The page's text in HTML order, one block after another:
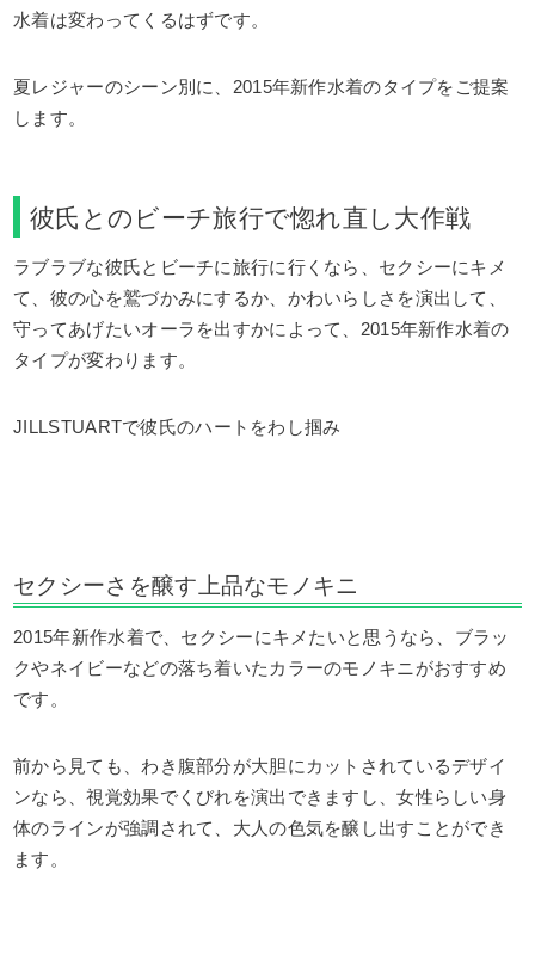
水着は変わってくるはずです。
夏レジャーのシーン別に、2015年新作水着のタイプをご提案
します。
彼氏とのビーチ旅行で惚れ直し大作戦
ラブラブな彼氏とビーチに旅行に行くなら、セクシーにキメ
て、彼の心を鷲づかみにするか、かわいらしさを演出して、
守ってあげたいオーラを出すかによって、2015年新作水着の
タイプが変わります。
JILLSTUARTで彼氏のハートをわし掴み
セクシーさを醸す上品なモノキニ
2015年新作水着で、セクシーにキメたいと思うなら、ブラッ
クやネイビーなどの落ち着いたカラーのモノキニがおすすめ
です。
前から見ても、わき腹部分が大胆にカットされているデザイ
ンなら、視覚効果でくびれを演出できますし、女性らしい身
体のラインが強調されて、大人の色気を醸し出すことができ
ます。